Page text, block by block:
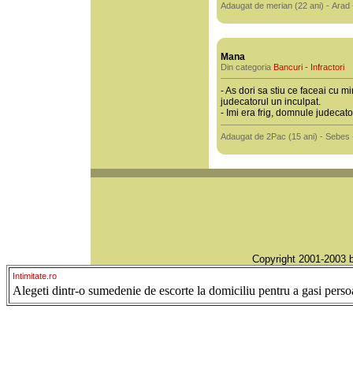
Adaugat de merian (22 ani) - Arad
Mana
Din categoria Bancuri - Infractori
- As dori sa stiu ce faceai cu
judecatorul un inculpat.
- Imi era frig, domnule
Adaugat de 2Pac (15 ani) - Sebes
Copyright 2001-2003
Intimitate.ro
Alegeti dintr-o sumedenie de escorte la domiciliu pentru a gasi